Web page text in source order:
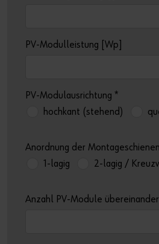
PV-Modulleistung [Wp]
PV-Modulausrichtung *
hochkant (stehend)
Anordnung der Montageschienen
1-lagig
2-lagig /
Anzahl PV-Module übereinander